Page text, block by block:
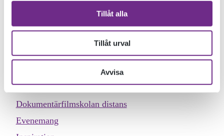
Tillåt alla
Tillåt urval
Avvisa
KATEGORIER
Allmän kurs
Dokumentärfilmskolan
Dokumentärfilmskolan distans
Evenemang